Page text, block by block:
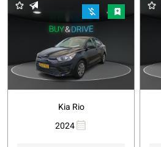
Kia Rio
2024
Whatsapp